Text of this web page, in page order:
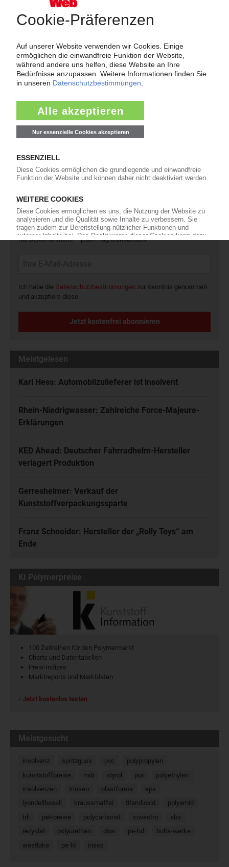
Force Majeure in der Kunststoffindustrie
Fragen und Antworten: Was Kunst­stoff­verarbeiter wissen müssen,
wenn der Lieferant nicht mehr liefert – Informationen zum
Themenkomplex Force Majeure, Corona und Kunststoff-
Preisentwicklung sowie Tipps für die Praxis.
Jetzt lesen
Die wichtigsten Nachrichten und Neuigkeiten aus der
Kunststoffbranche – jeden Tag brandaktuell!
Ich habe die Datenschutzbestimmungen zur Kenntnis genommen
und akzeptiere diese.
Jetzt kostenfrei abonnieren
Meistgelesen
Karl Hess: Automobilzulieferer ist insolvent
Rhein-Niedrigwasser: Zahlreiche Force-Majeure-
Erklärungen
KED Ahead: Deutscher Fahrradhelm-Hersteller
verlagert Produktion
Gerresheimer: Verkauf der
Kunststoffverpackungssparte
Franz Schneider: Hersteller der „Rolly Toys“ am
Ende
KI Polymerpreise
100 Zeitreihen für den Polymermarkt
Charts und Datentabellen
Preis-Indizes
Marktreports und Marktdaten
Jetzt kostenlos testen
Meistgesucht
insolvenz spritzguss pvc
polypropylen
kunststoffpreise
mdi styrol pur
polyethylen
insolvenzen
trinseo plastforma
eps
lyondellbasell
kraussmaffei titandioxid
polyamid
tdi
pet-preise polycarbonat covestro
abs
rezyklat
polyurethan dow pe-hd
bolta-werke
westlake
pe-ld ineos